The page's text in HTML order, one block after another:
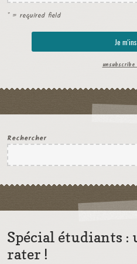
* = required field
Rechercher
Spécial étudiants :
rater !